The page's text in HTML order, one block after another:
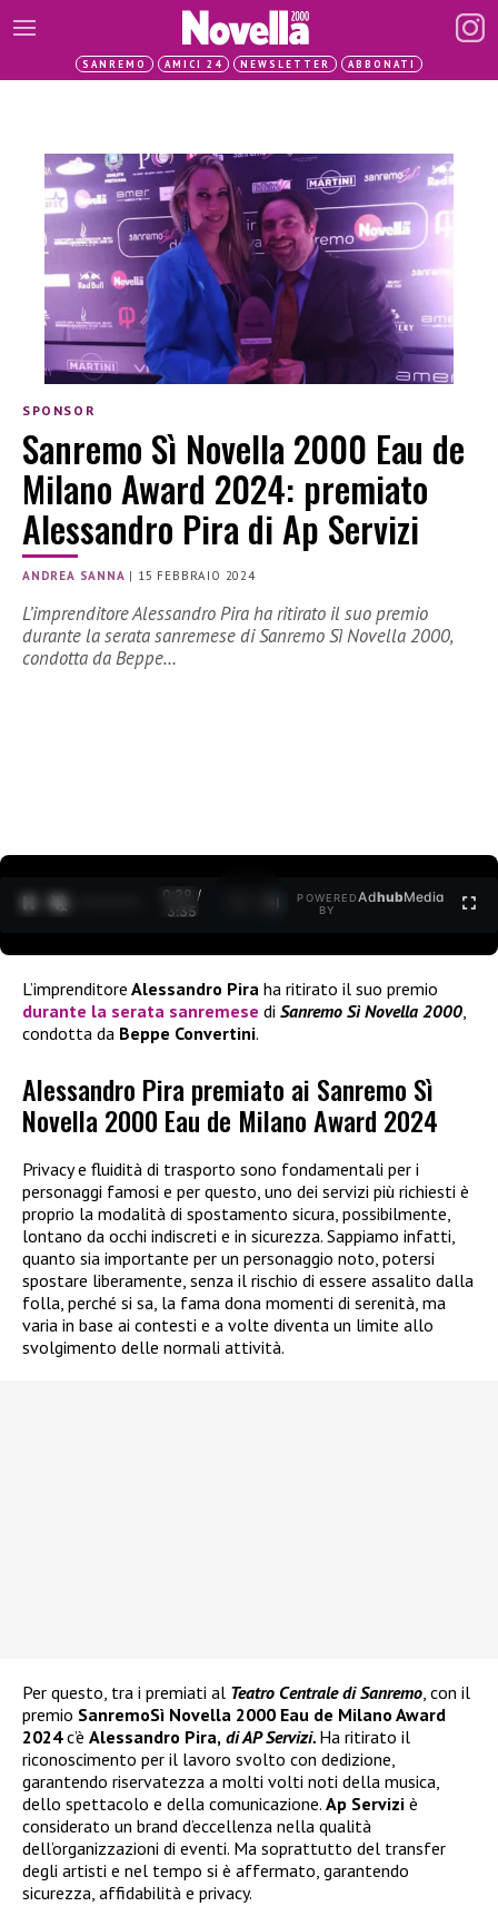
SANREMO AMICI 24 NEWSLETTER ABBONATI
SPONSOR
Sanremo Sì Novella 2000 Eau de
Milano Award 2024: premiato
Alessandro Pira di Ap Servizi
ANDREA SANNA | 15 FEBBRAIO 2024
L’imprenditore Alessandro Pira ha ritirato il suo premio
durante la serata sanremese di Sanremo Sì Novella 2000,
condotta da Beppe…
0:30 /
3:35
POWERED
BY
AdhubMedia
L’imprenditore Alessandro Pira ha ritirato il suo premio
durante la serata sanremese di Sanremo Sì Novella 2000
condotta da Beppe Convertini.
Alessandro Pira premiato ai Sanremo Sì
Novella 2000 Eau de Milano Award 2024
Privacy e fluidità di trasporto sono fondamentali per i
personaggi famosi e per questo, uno dei servizi più richiesti è
proprio la modalità di spostamento sicura, possibilmente,
lontano da occhi indiscreti e in sicurezza. Sappiamo infatti,
quanto sia importante per un personaggio noto, potersi
spostare liberamente, senza il rischio di essere assalito dalla
folla, perché si sa, la fama dona momenti di serenità, ma
varia in base ai contesti e a volte diventa un limite allo
svolgimento delle normali attività.
Per questo, tra i premiati al Teatro Centrale di Sanremo, con il
premio SanremoSì Novella 2000 Eau de Milano Award
2024c’è Alessandro Pira, di AP Servizi. Ha ritirato il
riconoscimento per il lavoro svolto con dedizione,
garantendo riservatezza a molti volti noti della musica,
dello spettacolo e della comunicazione. Ap Servizi è
considerato un brand d’eccellenza nella qualità
dell’organizzazioni di eventi. Ma soprattutto del transfer
degli artisti e nel tempo si è affermato, garantendo
sicurezza, affidabilità e privacy.